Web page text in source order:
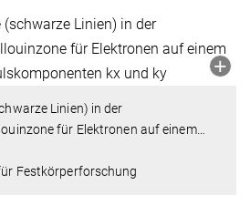
Linien) in der
für Elektronen auf einem…
Festkörperforschung